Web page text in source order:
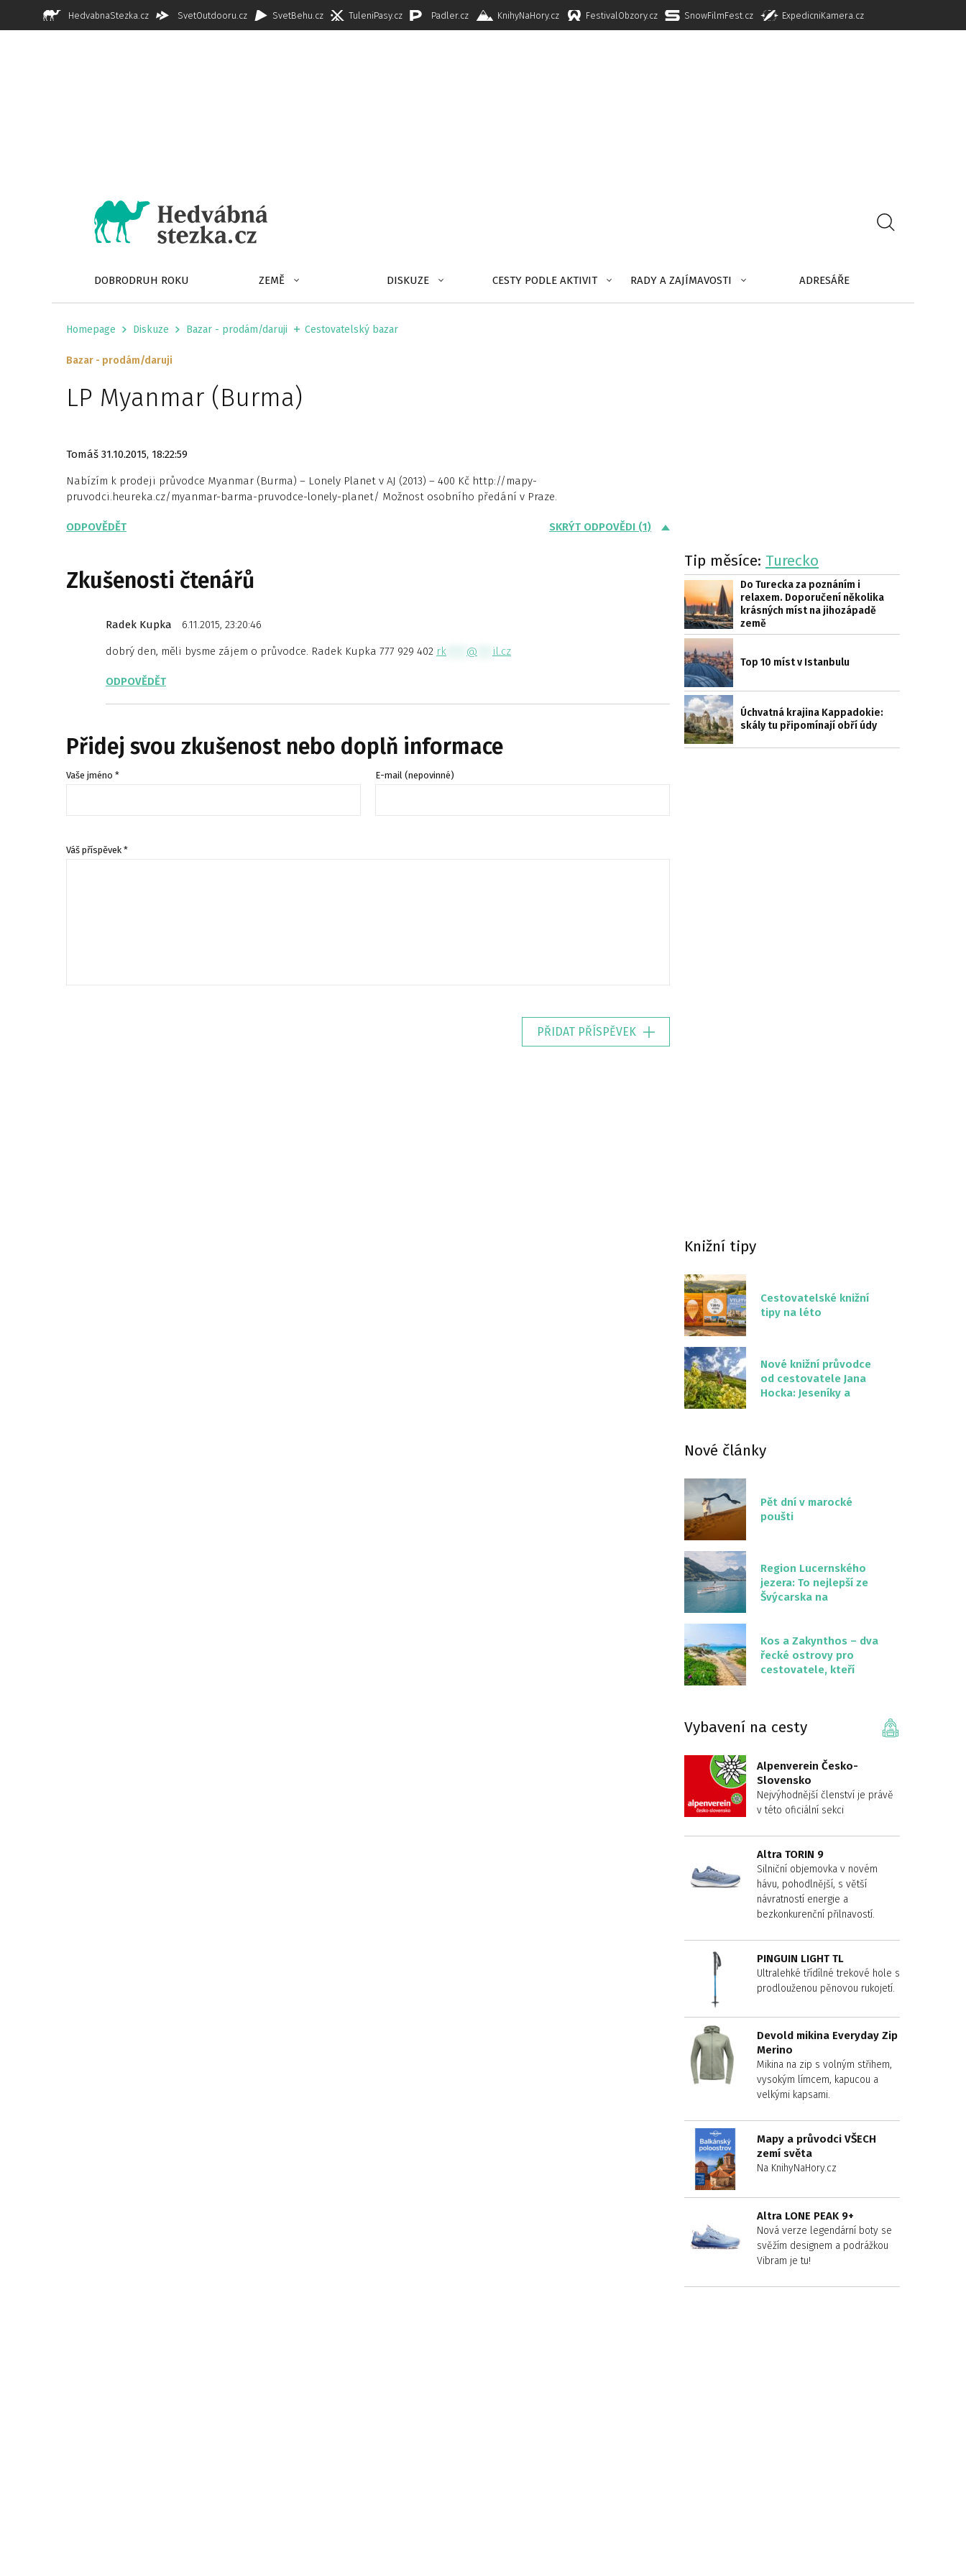
HedvabnaStezka.cz SvetOutdooru.cz SvetBehu.cz TuleniPasy.cz Padler.cz KnihyNaHory.cz FestivalObzory.cz SnowFilmFest.cz ExpedicniKamera.cz
DOBRODRUH ROKU ZEMĚ DISKUZE CESTY PODLE AKTIVIT RADY A ZAJÍMAVOSTI ADRESÁŘE
Homepage Diskuze Bazar - prodám/daruji Cestovatelský bazar
Bazar - prodám/daruji
LP Myanmar (Burma)
Tomáš 31.10.2015, 18:22:59
Nabízím k prodeji průvodce Myanmar (Burma) – Lonely Planet v AJ (2013) – 400 Kč http://mapy-
pruvodci.heureka.cz/myanmar-barma-pruvodce-lonely-planet/ Možnost osobního předání v Praze.
ODPOVĚDĚT SKRÝT ODPOVĚDI (1)
Zkušenosti čtenářů
Radek Kupka 6.11.2015, 23:20:46
dobrý den, měli bysme zájem o průvodce. Radek Kupka 777 929 402 rk @ il.cz
ODPOVĚDĚT
Přidej svou zkušenost nebo doplň informace
Vaše jméno * E-mail (nepovinné)
Váš příspěvek *
PŘIDAT PŘÍSPĚVEK
Tip měsíce: Turecko
Do Turecka za poznáním i
relaxem. Doporučení několika
krásných míst na jihozápadě
země
Top 10 míst v Istanbulu
Úchvatná krajina Kappadokie:
skály tu připomínají obří údy
Knižní tipy
Cestovatelské knižní
tipy na léto
Nové knižní průvodce
od cestovatele Jana
Hocka: Jeseníky a
Nové články
Pět dní v marocké
poušti
Region Lucernského
jezera: To nejlepší ze
Švýcarska na
Kos a Zakynthos – dva
řecké ostrovy pro
cestovatele, kteří
Vybavení na cesty
Alpenverein Česko-
Slovensko
Nejvýhodnější členství je právě
v této oficiální sekci
Altra TORIN 9
Silniční objemovka v novém
hávu, pohodlnější, s větší
návratností energie a
bezkonkurenční přilnavostí.
PINGUIN LIGHT TL
Ultralehké třídílné trekové hole s
prodlouženou pěnovou rukojetí.
Devold mikina Everyday Zip
Merino
Mikina na zip s volným střihem,
vysokým límcem, kapucou a
velkými kapsami.
Mapy a průvodci VŠECH
zemí světa
Na KnihyNaHory.cz
Altra LONE PEAK 9+
Nová verze legendární boty se
svěžím designem a podrážkou
Vibram je tu!